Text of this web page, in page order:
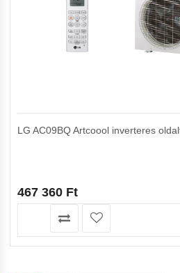
LG AC09BQ Artcoool inverteres
467 360 Ft